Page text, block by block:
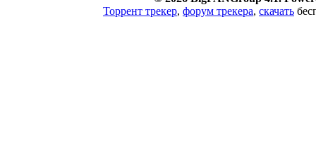
Торрент трекер, форум трекера, скачать